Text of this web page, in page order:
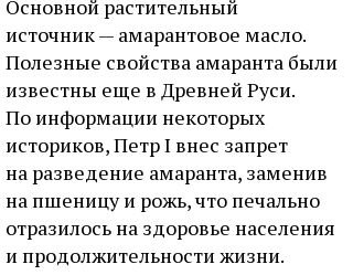
Основной растительный
источник — амарантовое масло.
Полезные свойства амаранта были
известны еще в Древней Руси.
По информации некоторых
историков, Петр I внес запрет
на разведение амаранта, заменив
на пшеницу и рожь, что печально
отразилось на здоровье населения
и продолжительности жизни.